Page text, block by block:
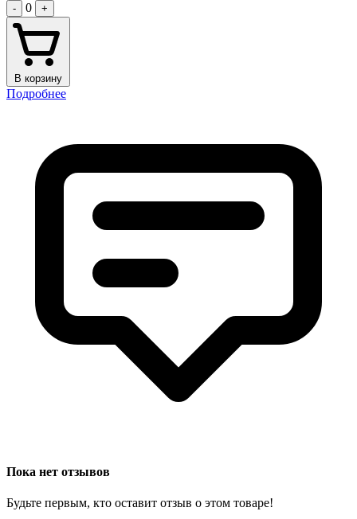
- 0 +
В корзину
Подробнее
Пока нет отзывов
Будьте первым, кто оставит отзыв о этом товаре!